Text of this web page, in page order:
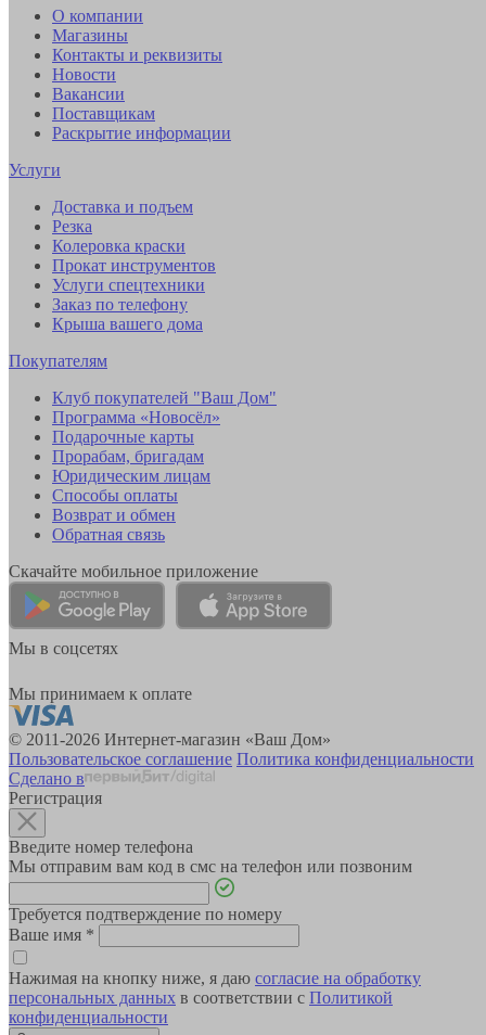
О компании
Магазины
Контакты и реквизиты
Новости
Вакансии
Поставщикам
Раскрытие информации
Услуги
Доставка и подъем
Резка
Колеровка краски
Прокат инструментов
Услуги спецтехники
Заказ по телефону
Крыша вашего дома
Покупателям
Клуб покупателей "Ваш Дом"
Программа «Новосёл»
Подарочные карты
Прорабам, бригадам
Юридическим лицам
Способы оплаты
Возврат и обмен
Обратная связь
Скачайте мобильное приложение
Мы в соцсетях
Мы принимаем к оплате
© 2011-2026 Интернет-магазин «Ваш Дом»
Пользовательское соглашение Политика конфиденциальности
Сделано в
Регистрация
Введите номер телефона
Мы отправим вам код в смс на телефон или позвоним
Требуется подтверждение по номеру
Ваше имя *
Нажимая на кнопку ниже, я даю согласие на обработку
персональных данных в соответствии с Политикой
конфиденциальности